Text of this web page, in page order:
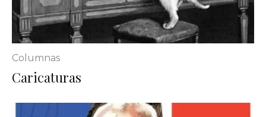
Columnas
Caricaturas